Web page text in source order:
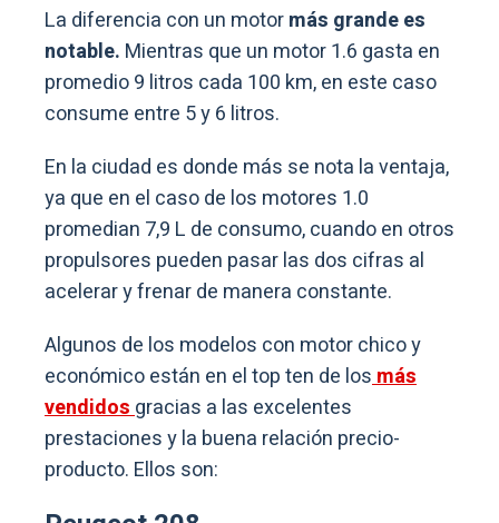
La diferencia con un motormás grande es
notable. Mientras que un motor 1.6 gasta en
promedio 9 litros cada 100 km, en este caso
consume entre 5 y 6 litros.
En la ciudad es donde más se nota la ventaja,
ya que en el caso de los motores 1.0
promedian 7,9 L de consumo, cuando en otros
propulsores pueden pasar las dos cifras al
acelerar y frenar de manera constante.
Algunos de los modelos con motor chico y
económico están en el top ten de losmás
vendidosgracias a las excelentes
prestaciones y la buena relación precio-
producto. Ellos son: